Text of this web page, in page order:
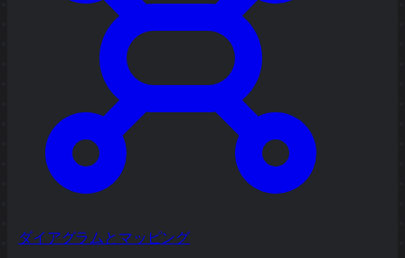
ダイアグラムとマッピング